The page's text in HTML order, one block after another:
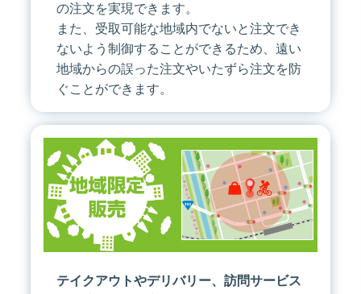
の注文を実現できます。
また、受取可能な地域内でないと注文でき
ないよう制御することができるため、遠い
地域からの誤った注文やいたずら注文を防
ぐことができます。
テイクアウトやデリバリー、訪問サービス